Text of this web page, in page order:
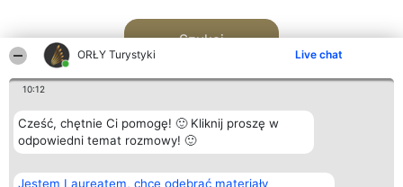
ORŁY Turystyki Live chat
10:12
Cześć, chętnie Ci pomogę! 🙂 Kliknij proszę w
odpowiedni temat rozmowy! 🙂
Jestem Laureatem, chcę odebrać materiały
Szukaj
Organizator plebiscytu
Bright Side Solutions sp. z o.
Plebiscyt
Laureaci
Kontakt
Kontakt